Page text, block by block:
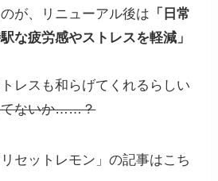
が、リニューアル後は 「日常
な疲労感やストレスを軽減」
レスも和らげてくれるらしい
てないか……？
セットレモン」の記事はこち